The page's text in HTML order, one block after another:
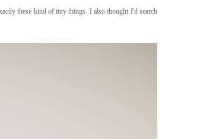
these kind of tiny things. I also thought I'd search